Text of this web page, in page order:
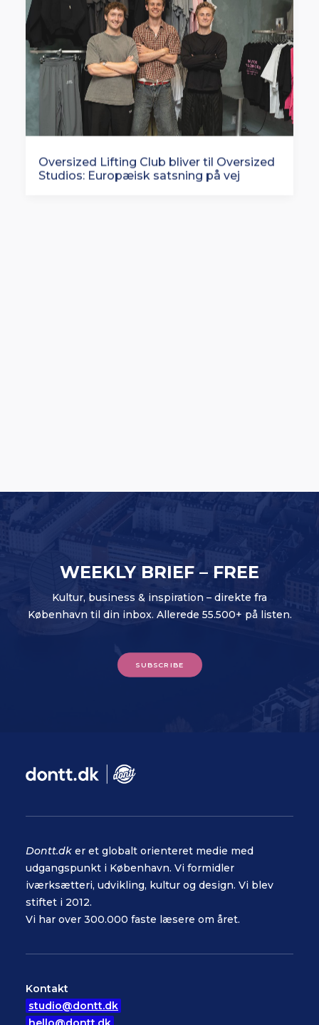
Oversized Lifting Club bliver til Oversized
Studios: Europæisk satsning på vej
WEEKLY BRIEF – FREE
Kultur, business & inspiration – direkte fra
København til din inbox. Allerede 55.500+ på listen.
SUBSCRIBE
Dontt.dk er et globalt orienteret medie med
udgangspunkt i København. Vi formidler
iværksætteri, udvikling, kultur og design. Vi blev
stiftet i 2012.
Vi har over 300.000 faste læsere om året.
Kontakt
studio@dontt.dk